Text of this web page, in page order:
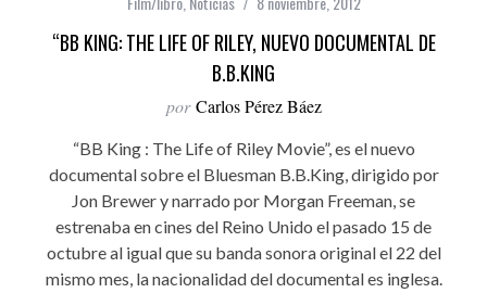
“BB KING: THE LIFE OF RILEY, NUEVO DOCUMENTAL DE
B.B.KING
por Carlos Pérez Báez
“BB King : The Life of Riley Movie”, es el nuevo
documental sobre el Bluesman B.B.King, dirigido por
Jon Brewer y narrado por Morgan Freeman, se
estrenaba en cines del Reino Unido el pasado 15 de
octubre al igual que su banda sonora original el 22 del
mismo mes, la nacionalidad del documental es inglesa.